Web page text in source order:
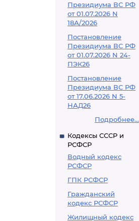
Президиума ВС РФ
от 01.07.2026 N
18А/2026
Постановление
Президиума ВС РФ
от 01.07.2026 N 24-
ПЭК26
Постановление
Президиума ВС РФ
от 17.06.2026 N 5-
НАД26
Подробнее...
Кодексы СССР и
РСФСР
Водный кодекс
РСФСР
ГПК РСФСР
Гражданский
кодекс РСФСР
Жилищный кодекс